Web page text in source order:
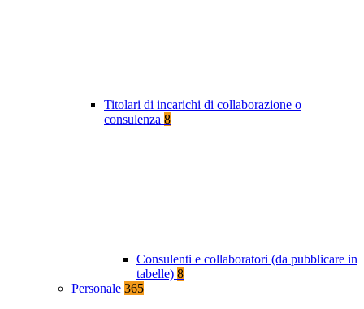
Titolari di incarichi di collaborazione o
consulenza 8
Consulenti e collaboratori (da pubblicare in
tabelle) 8
Personale 365